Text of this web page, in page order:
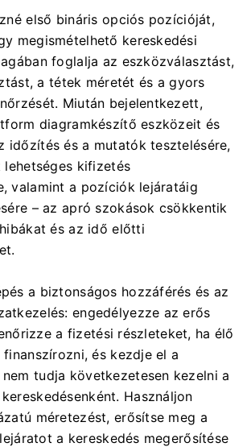
első bináris opciós pozícióját,
megismételhető kereskedési
foglalja az eszközválasztást,
a tétek méretét és a gyors
Miután bejelentkezett,
diagramkészítő eszközeit és
időzítés és a mutatók tesztelésére,
kifizetés
valamint a pozíciók lejáratáig
– az apró szokások csökkentik
és az idő előtti
a biztonságos hozzáférés és az
engedélyezze az erős
a fizetési részleteket, ha élő
és kezdje el a
tudja következetesen kezelni a
Használjon
méretezést, erősítse meg a
a kereskedés megerősítése